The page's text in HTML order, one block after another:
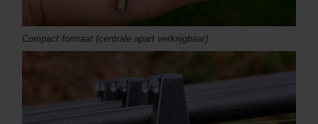
Compact formaat (centrale apart verkrijgbaar)